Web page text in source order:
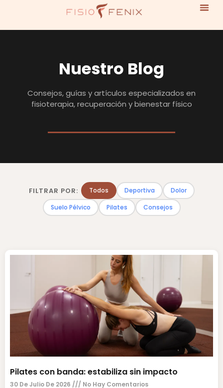
Nuestro Blog
Consejos, guías y artículos especializados en
fisioterapia, recuperación y bienestar físico
FILTRAR POR: Todos Deportiva
Dolor
Suelo Pélvico
Pilates Consejos
Pilates con banda: estabiliza sin impacto
30 De Julio De 2026 No Hay Comentarios